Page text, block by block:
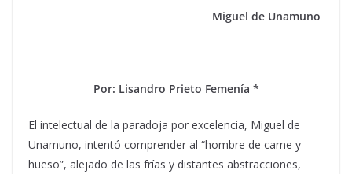
Miguel de Unamuno
Por: Lisandro Prieto Femenía *
El intelectual de la paradoja por excelencia, Miguel de
Unamuno, intentó comprender al “hombre de carne y
hueso”, alejado de las frías y distantes abstracciones,